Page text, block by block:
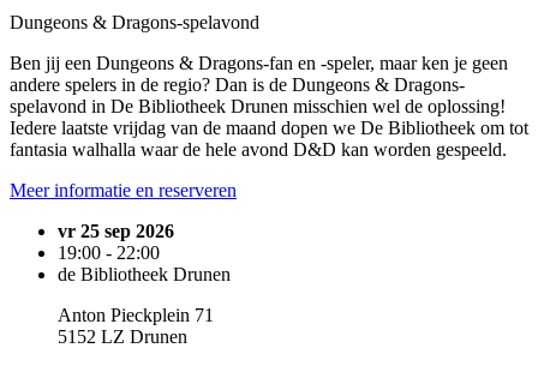
Dungeons & Dragons-spelavond
Ben jij een Dungeons & Dragons-fan en -speler, maar ken je geen
andere spelers in de regio? Dan is de Dungeons & Dragons-
spelavond in De Bibliotheek Drunen misschien wel de oplossing!
Iedere laatste vrijdag van de maand dopen we De Bibliotheek om tot
fantasia walhalla waar de hele avond D&D kan worden gespeeld.
Meer informatie en reserveren
vr 25 sep 2026
19:00 - 22:00
de Bibliotheek Drunen
Anton Pieckplein 71
5152 LZ Drunen